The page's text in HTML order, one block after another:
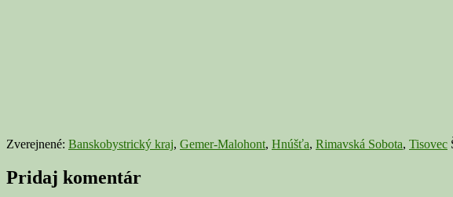
Zverejnené: Banskobystrický kraj, Gemer-Malohont, Hnúšťa, Rimavská Sobota, Tisovec
Pridaj komentár